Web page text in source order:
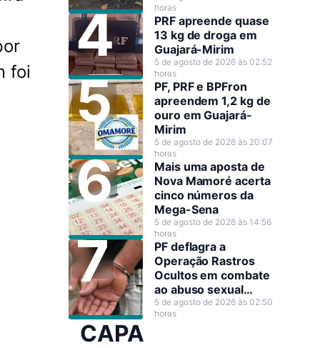
foi
horas
PRF apreende quase
13 kg de droga em
Guajará-Mirim
5 de agosto de 2026 às 02:52
horas
PF, PRF e BPFron
apreendem 1,2 kg de
ouro em Guajará-
Mirim
5 de agosto de 2026 às 20:07
horas
Mais uma aposta de
Nova Mamoré acerta
cinco números da
Mega-Sena
5 de agosto de 2026 às 14:56
horas
PF deflagra a
Operação Rastros
Ocultos em combate
ao abuso sexual
infantojuvenil em Nova
Mamoré
5 de agosto de 2026 às 02:50
horas
CAPA